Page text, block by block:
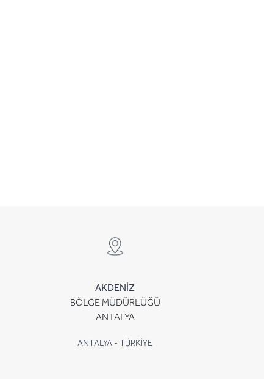
AKDENİZ
BÖLGE MÜDÜRLÜĞÜ
ANTALYA
ANTALYA - TÜRKİYE